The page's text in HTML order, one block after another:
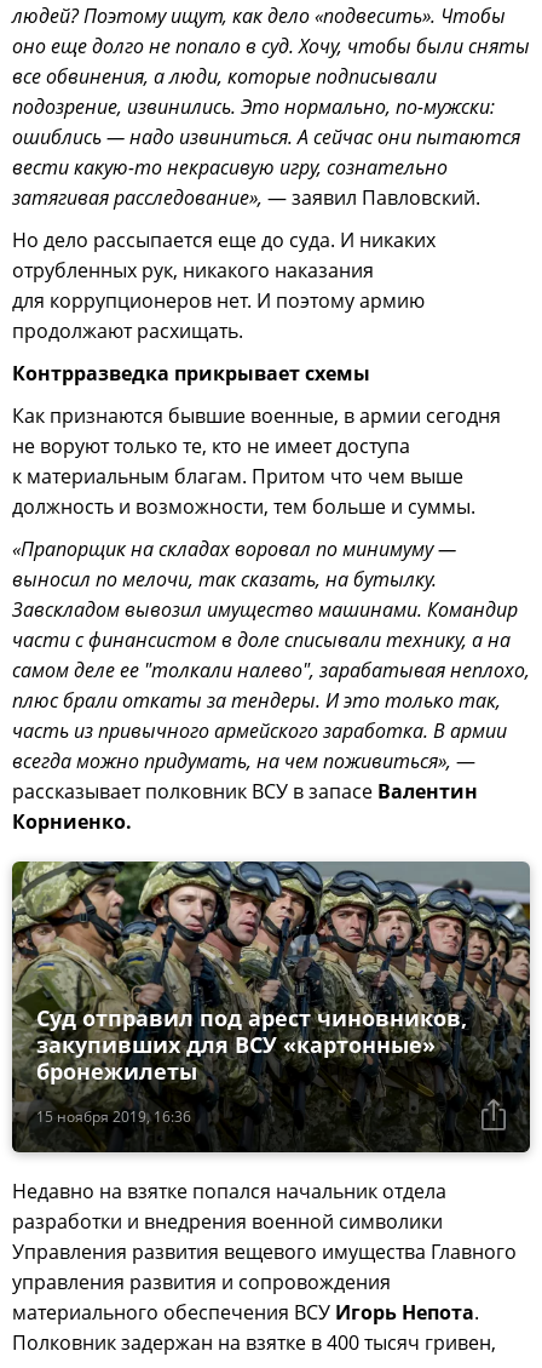
людей? Поэтому ищут, как дело «подвесить». Чтобы
оно еще долго не попало в суд. Хочу, чтобы были сняты
все обвинения, а люди, которые подписывали
подозрение, извинились. Это нормально, по-мужски:
ошиблись — надо извиниться. А сейчас они пытаются
вести какую-то некрасивую игру, сознательно
затягивая расследование», — заявил Павловский.
Но дело рассыпается еще до суда. И никаких
отрубленных рук, никакого наказания
для коррупционеров нет. И поэтому армию
продолжают расхищать.
Контрразведка прикрывает схемы
Как признаются бывшие военные, в армии сегодня
не воруют только те, кто не имеет доступа
к материальным благам. Притом что чем выше
должность и возможности, тем больше и суммы.
«Прапорщик на складах воровал по минимуму —
выносил по мелочи, так сказать, на бутылку.
Завскладом вывозил имущество машинами. Командир
части с финансистом в доле списывали технику, а на
самом деле ее "толкали налево", зарабатывая неплохо,
плюс брали откаты за тендеры. И это только так,
часть из привычного армейского заработка. В армии
всегда можно придумать, на чем поживиться», —
рассказывает полковник ВСУ в запасе Валентин
Корниенко.
15 ноября 2019, 16:36
Суд отправил под арест чиновников,
закупивших для ВСУ «картонные»
бронежилеты
Недавно на взятке попался начальник отдела
разработки и внедрения военной символики
Управления развития вещевого имущества Главного
управления развития и сопровождения
материального обеспечения ВСУ Игорь Непота.
Полковник задержан на взятке в 400 тысяч гривен,